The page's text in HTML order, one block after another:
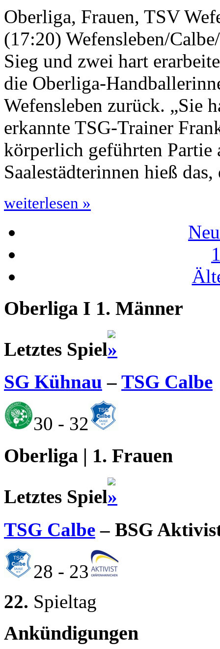
Oberliga, Frauen, TSV
(17:20) Wefensleben/
Sieg und zwei hart
die Oberliga-
Wefensleben zurück. „Sie
erkannte TSG-Trainer
körperlich geführten Partie
Saalestädterinnen hieß
weiterlesen »
Oberliga I 1. Männer
Letztes Spiel
SG Kühnau – TSG Calbe
30 - 32
Oberliga | 1. Frauen
Letztes Spiel
TSG Calbe – BSG
28 - 23
22. Spieltag
Ankündigungen